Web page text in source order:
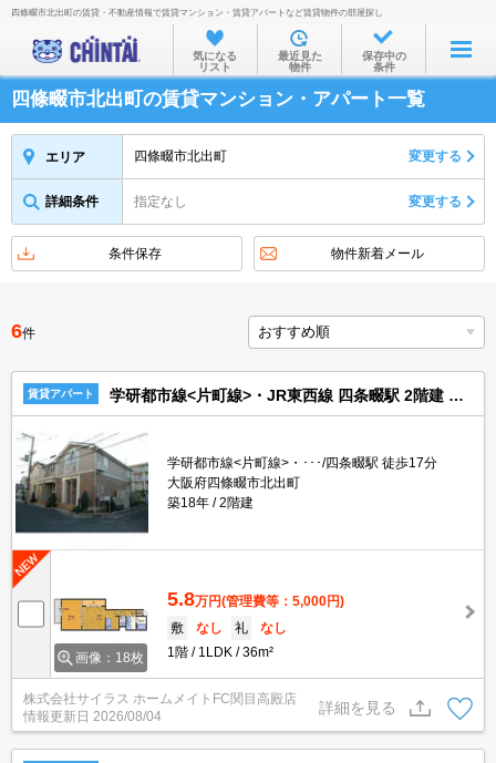
お部屋を探す
沿線・駅から
住所から
物件特集から
不動産会社から
TOP
四條畷市北出町の賃貸・不動産情報で賃貸マンション・賃貸アパートなど賃貸物件の部屋探し
気になる
リスト
最近見た
物件
保存中の
条件
四條畷市北出町の賃貸マンション・アパート一覧
エリア 四條畷市北出町 変更する
詳細条件 指定なし 変更する
条件保存 物件新着メール
6件
賃貸アパート 学研都市線<片町線>・JR東西線 四条畷駅 2階建 築18年
学研都市線<片町線>・･･･/四条畷駅 徒歩17分
大阪府四條畷市北出町
築18年
2階建
画像：18枚
5.8万円(管理費等：5,000円)
敷
なし 礼
なし
1階
1LDK 36m²
株式会社サイラス ホームメイトFC関目高殿店
情報更新日 2026/08/04
詳細を見る